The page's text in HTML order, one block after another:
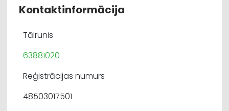
Kontaktinformācija
Tālrunis
63881020
Reģistrācijas numurs
48503017501